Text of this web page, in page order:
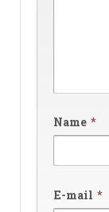
Name *
E-mail *